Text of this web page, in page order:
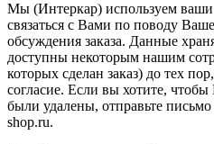
Мы (Интеркар) используем
связаться с Вами по поводу
обсуждения заказа. Данные
доступны некоторым нашим
которых сделан заказ) до тех
согласие. Если вы хотите,
были удалены, отправьте
shop.ru.